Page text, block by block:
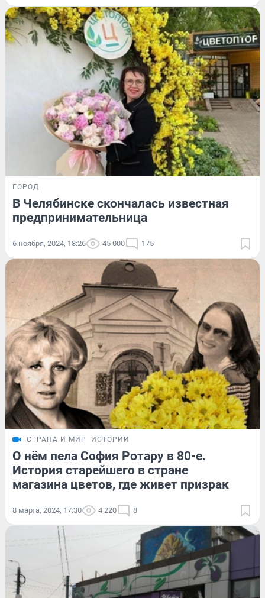
ГОРОД
В Челябинске скончалась известная
предпринимательница
6 ноября, 2024, 18:26 45 000 175
СТРАНА И МИР ИСТОРИИ
О нём пела София Ротару в 80-е.
История старейшего в стране
магазина цветов, где живет призрак
8 марта, 2024, 17:30 4 220 8